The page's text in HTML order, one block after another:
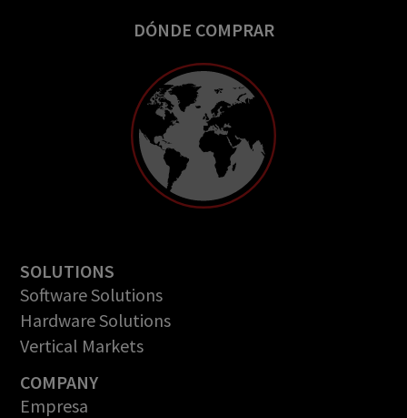
DÓNDE COMPRAR
SOLUTIONS
Software Solutions
Hardware Solutions
Vertical Markets
COMPANY
Empresa